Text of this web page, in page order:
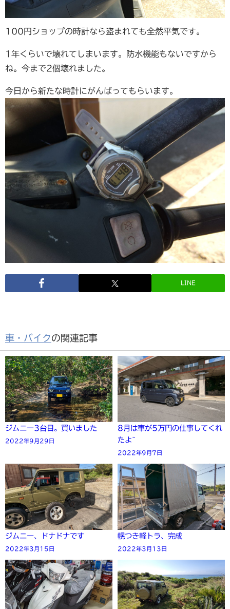
100円ショップの時計なら盗まれても全然平気です。
1年くらいで壊れてしまいます。防水機能もないですから
ね。今まで2個壊れました。
今日から新たな時計にがんばってもらいます。
LINE
車・バイクの関連記事
ジムニー3台目。買いました
2022年9月29日
8月は車が5万円の仕事してくれ
たよ~
2022年9月7日
ジムニー、ドナドナです
2022年3月15日
幌つき軽トラ、完成
2022年3月13日